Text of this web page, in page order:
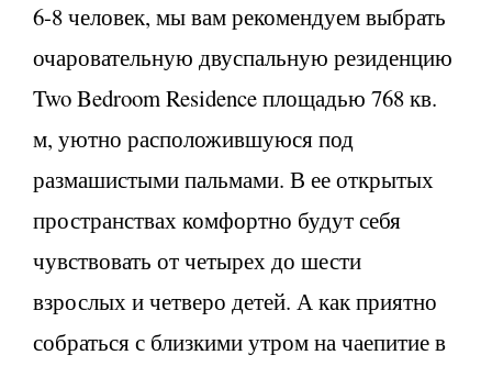
6-8 человек, мы вам рекомендуем выбрать
очаровательную двуспальную резиденцию
Two Bedroom Residence площадью 768 кв.
м, уютно расположившуюся под
размашистыми пальмами. В ее открытых
пространствах комфортно будут себя
чувствовать от четырех до шести
взрослых и четверо детей. А как приятно
собраться с близкими утром на чаепитие в